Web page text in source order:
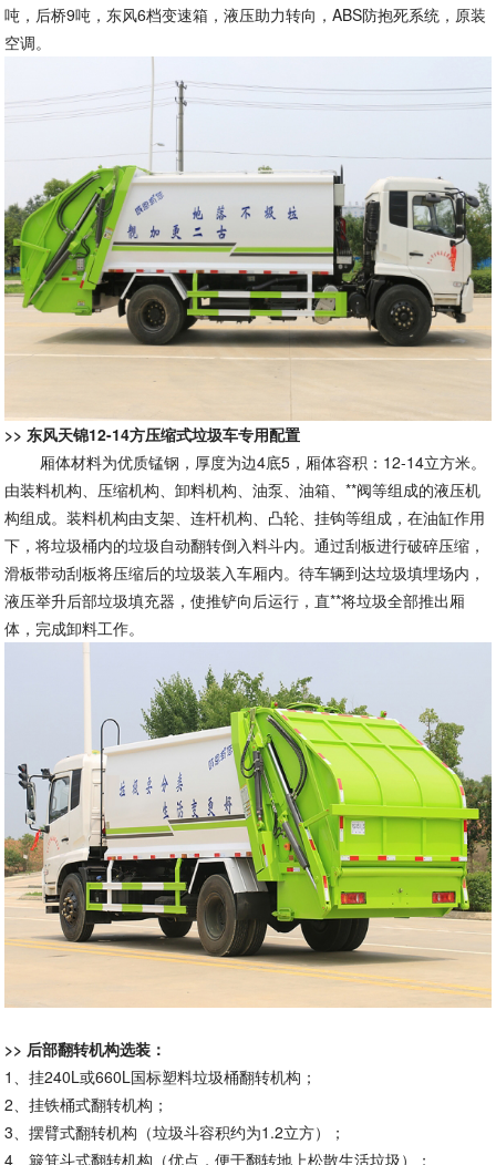
吨，后桥9吨，东风6档变速箱，液压助力转向，ABS防抱死系统，原装
空调。
>>东风天锦12-14方压缩式垃圾车专用配置
厢体材料为优质锰钢，厚度为边4底5，厢体容积：12-14立方米。
由装料机构、压缩机构、卸料机构、油泵、油箱、**阀等组成的液压机
构组成。装料机构由支架、连杆机构、凸轮、挂钩等组成，在油缸作用
下，将垃圾桶内的垃圾自动翻转倒入料斗内。通过刮板进行破碎压缩，
滑板带动刮板将压缩后的垃圾装入车厢内。待车辆到达垃圾填埋场内，
液压举升后部垃圾填充器，使推铲向后运行，直**将垃圾全部推出厢
体，完成卸料工作。
>> 后部翻转机构选装：
1、挂240L或660L国标塑料垃圾桶翻转机构；
2、挂铁桶式翻转机构；
3、摆臂式翻转机构（垃圾斗容积约为1.2立方）；
4、簸箕斗式翻转机构（优点，便于翻转地上松散生活垃圾）；